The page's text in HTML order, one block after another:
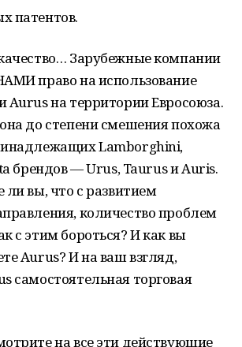
патентов.
Зарубежные компании
право на использование
Aurus на территории Евросоюза.
до степени смешения похожа
Lamborghini,
брендов — Urus, Taurus и Auris.
ли вы, что с развитием
количество проблем
с этим бороться? И как вы
Aurus? И на ваш взгляд,
самостоятельная торговая
на все эти действующие